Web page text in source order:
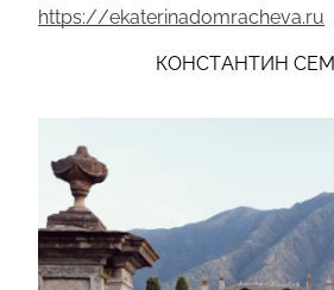
https://ekaterinadomracheva.ru
КОНСТАНТИН